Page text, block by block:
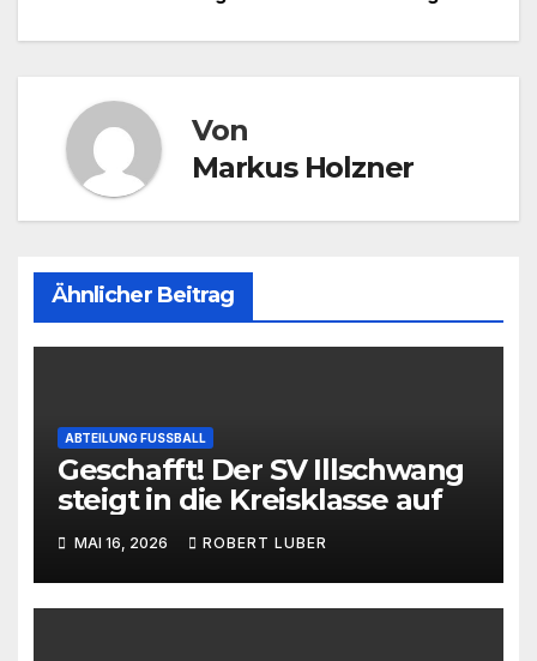
Von
Markus Holzner
Ähnlicher Beitrag
ABTEILUNG FUSSBALL
Geschafft! Der SV Illschwang
steigt in die Kreisklasse auf
MAI 16, 2026 ROBERT LUBER